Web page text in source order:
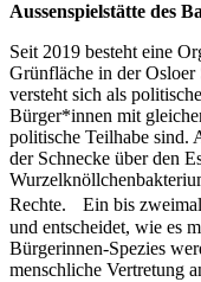
Aussenspielstätte des
Seit 2019 besteht eine
Grünfläche in der
versteht sich als
Bürger*innen mit
politische Teilhabe sind.
der Schnecke über den
Rechte. Ein bis zweimal
und entscheidet, wie es
Bürgerinnen-Spezies
menschliche Vertretung